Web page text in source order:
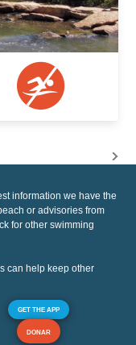
information we have the
or advisories from
for other swimming
can help keep other
GET THE APP
DONAR